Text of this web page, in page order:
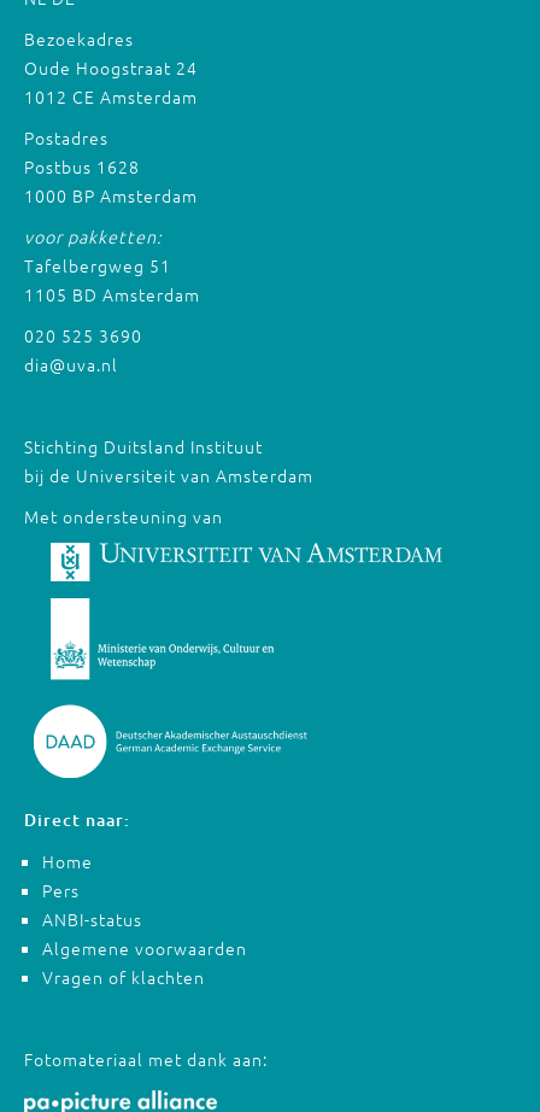
Bezoekadres
Oude Hoogstraat 24
1012 CE Amsterdam
Postadres
Postbus 1628
1000 BP Amsterdam
voor pakketten:
Tafelbergweg 51
1105 BD Amsterdam
020 525 3690
dia@uva.nl
Stichting Duitsland Instituut
bij de Universiteit van Amsterdam
Met ondersteuning van
Direct naar:
Home
Pers
ANBI-status
Algemene voorwaarden
Vragen of klachten
Fotomateriaal met dank aan: